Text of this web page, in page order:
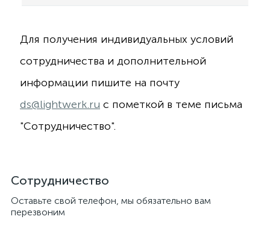
Для получения индивидуальных условий
сотрудничества и дополнительной
информации пишите на почту
ds@lightwerk.ru с пометкой в теме письма
"Сотрудничество".
Сотрудничество
Оставьте свой телефон, мы обязательно вам
перезвоним